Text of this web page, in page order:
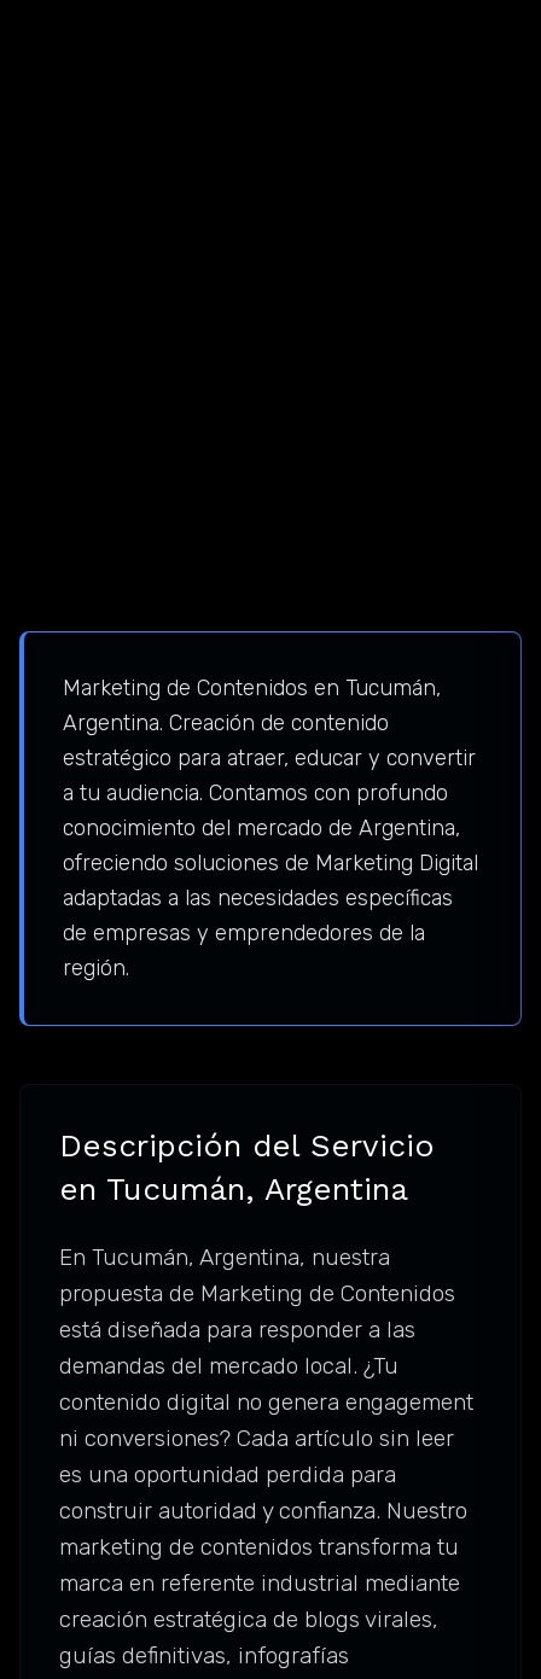
Marketing de Contenidos en Tucumán,
Argentina. Creación de contenido
estratégico para atraer, educar y convertir
a tu audiencia. Contamos con profundo
conocimiento del mercado de Argentina,
ofreciendo soluciones de Marketing Digital
adaptadas a las necesidades específicas
de empresas y emprendedores de la
región.
Descripción del Servicio
en Tucumán, Argentina
En Tucumán, Argentina, nuestra
propuesta de Marketing de Contenidos
está diseñada para responder a las
demandas del mercado local. ¿Tu
contenido digital no genera engagement
ni conversiones? Cada artículo sin leer
es una oportunidad perdida para
construir autoridad y confianza. Nuestro
marketing de contenidos transforma tu
marca en referente industrial mediante
creación estratégica de blogs virales,
guías definitivas, infografías